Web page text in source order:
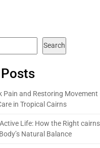
Search
Pain and Restoring
in Tropical Cairns
Life: How the Right
Natural Balance